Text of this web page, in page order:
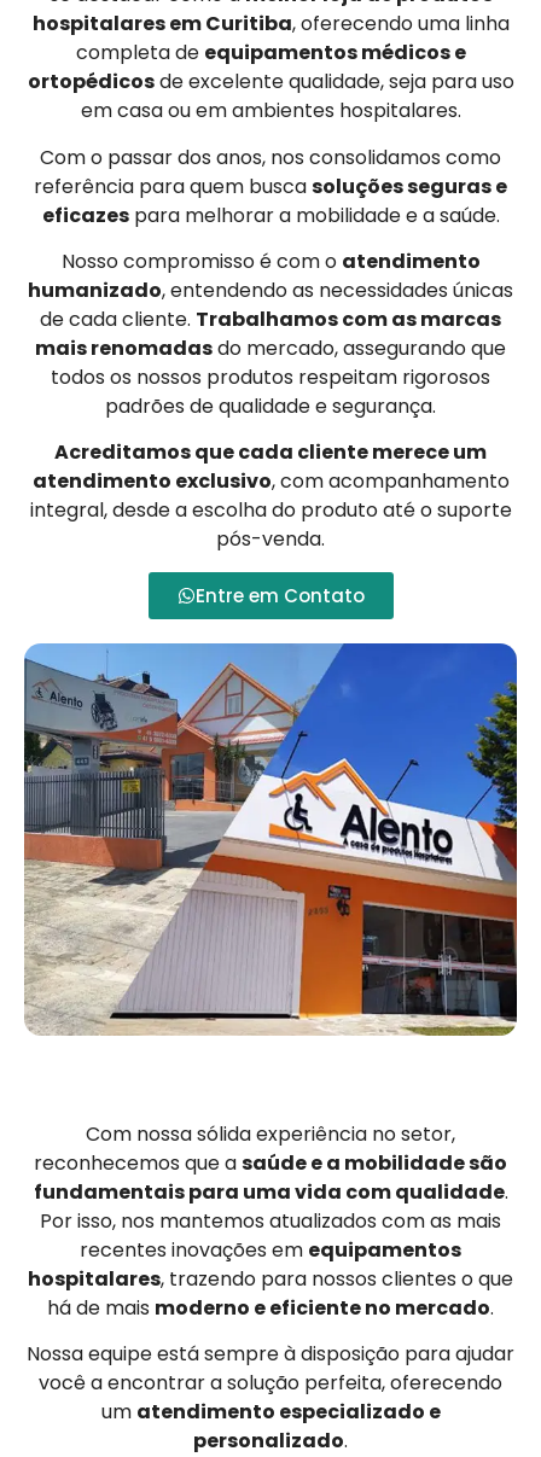
hospitalares em Curitiba, oferecendo uma linha
completa de equipamentos médicos e
ortopédicosde excelente qualidade, seja para uso
em casa ou em ambientes hospitalares.
Com o passar dos anos, nos consolidamos como
referência para quem buscasoluções seguras e
eficazespara melhorar a mobilidade e a saúde.
Nosso compromisso é com o atendimento
humanizado, entendendo as necessidades únicas
de cada cliente. Trabalhamos com as marcas
mais renomadasdo mercado, assegurando que
todos os nossos produtos respeitam rigorosos
padrões de qualidade e segurança.
Acreditamos que cada cliente merece um
atendimento exclusivo, com acompanhamento
integral, desde a escolha do produto até o suporte
pós-venda.
Entre em Contato
Com nossa sólida experiência no setor,
reconhecemos que asaúde e a mobilidade são
fundamentais para uma vida com qualidade.
Por isso, nos mantemos atualizados com as mais
recentes inovações em equipamentos
hospitalares, trazendo para nossos clientes o que
há de mais moderno e eficiente no mercado.
Nossa equipe está sempre à disposição para ajudar
você a encontrar a solução perfeita, oferecendo
um atendimento especializado e
personalizado.